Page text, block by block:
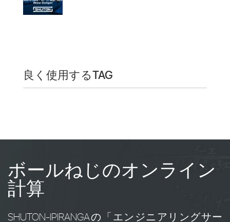
良く使用するTAG
ボールねじのオンライン
計算
SHUTON-IPIRANGAの「エンジニアリングサー